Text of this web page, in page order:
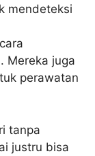
mendeteksi
Mereka juga
perawatan
tanpa
justru bisa